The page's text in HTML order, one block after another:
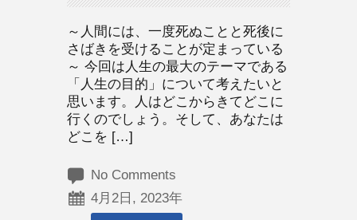
～人間には、一度死ぬことと死後に
さばきを受けることが定まっている
～ 今回は人生の最大のテーマである
「人生の目的」について考えたいと
思います。人はどこからきてどこに
行くのでしょう。そして、あなたは
どこを […]
No Comments
4月2日, 2023年